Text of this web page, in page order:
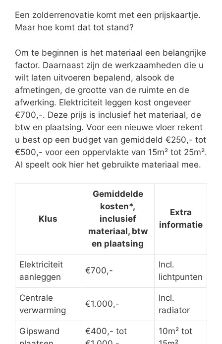
Een zolderrenovatie komt met een prijskaartje.
Maar hoe komt dat tot stand?
Om te beginnen is het materiaal een belangrijke
factor. Daarnaast zijn de werkzaamheden die u
wilt laten uitvoeren bepalend, alsook de
afmetingen, de grootte van de ruimte en de
afwerking. Elektriciteit leggen kost ongeveer
€700,-. Deze prijs is inclusief het materiaal, de
btw en plaatsing. Voor een nieuwe vloer rekent
u best op een budget van gemiddeld €250,- tot
€500,- voor een oppervlakte van 15m² tot 25m².
Al speelt ook hier het gebruikte materiaal mee.
Klus
Gemiddelde
kosten*,
inclusief
materiaal, btw
en plaatsing
Extra
informatie
Elektriciteit
aanleggen
€700,-
Incl.
lichtpunten
Centrale
verwarming
€1.000,-
Incl.
radiator
Gipswand
€400,- tot
10m² tot